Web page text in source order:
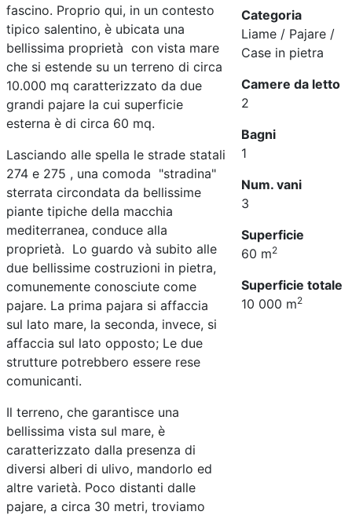
fascino. Proprio qui, in un contesto
tipico salentino, è ubicata una
bellissima proprietà con vista mare
che si estende su un terreno di circa
10.000 mq caratterizzato da due
grandi pajare la cui superficie
esterna è di circa 60 mq.
Lasciando alle spella le strade statali
274 e 275 , una comoda "stradina"
sterrata circondata da bellissime
piante tipiche della macchia
mediterranea, conduce alla
proprietà. Lo guardo và subito alle
due bellissime costruzioni in pietra,
comunemente conosciute come
pajare. La prima pajara si affaccia
sul lato mare, la seconda, invece, si
affaccia sul lato opposto; Le due
strutture potrebbero essere rese
comunicanti.
Il terreno, che garantisce una
bellissima vista sul mare, è
caratterizzato dalla presenza di
diversi alberi di ulivo, mandorlo ed
altre varietà. Poco distanti dalle
pajare, a circa 30 metri, troviamo
Categoria
Liame / Pajare /
Case in pietra
Camere da letto
2
Bagni
1
Num. vani
3
Superficie
60 m2
Superficie totale
10 000 m2